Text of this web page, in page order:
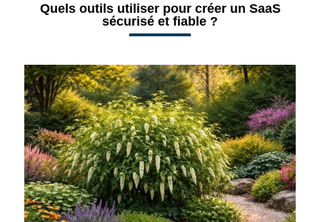
Quels outils utiliser pour créer un SaaS
sécurisé et fiable ?